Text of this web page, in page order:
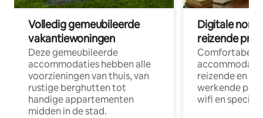
Volledig gemeubileerde
vakantiewoningen
Deze gemeubileerde
accommodaties hebben alle
voorzieningen van thuis, van
rustige berghutten tot
handige appartementen
midden in de stad.
Digitale
reizende
Comfortabele
reizende en
werkende
wifi en